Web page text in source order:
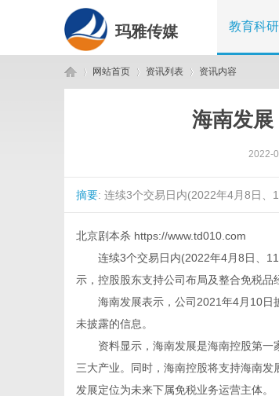
玛雅传媒 教育科研
网站首页 资讯列表 资讯内容
海南发
2022-
摘要: 连续3个交易日内(2022年4月8日、
北京剧本杀 https://www.td010.com
连续3个交易日内(2022年4月8日、11
示，控股股东支持公司布局及整合免税品
海南发展表示，公司2021年4月10日
未披露的信息。
资料显示，海南发展是海南控股第一
三大产业。同时，海南控股将支持海南
发展定位为未来下属免税业务运营主体。